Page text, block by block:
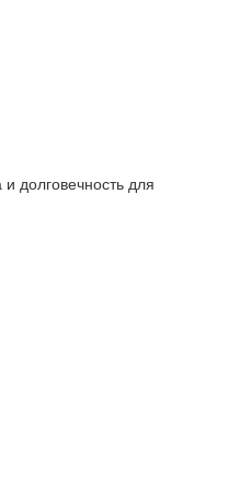
долговечность для